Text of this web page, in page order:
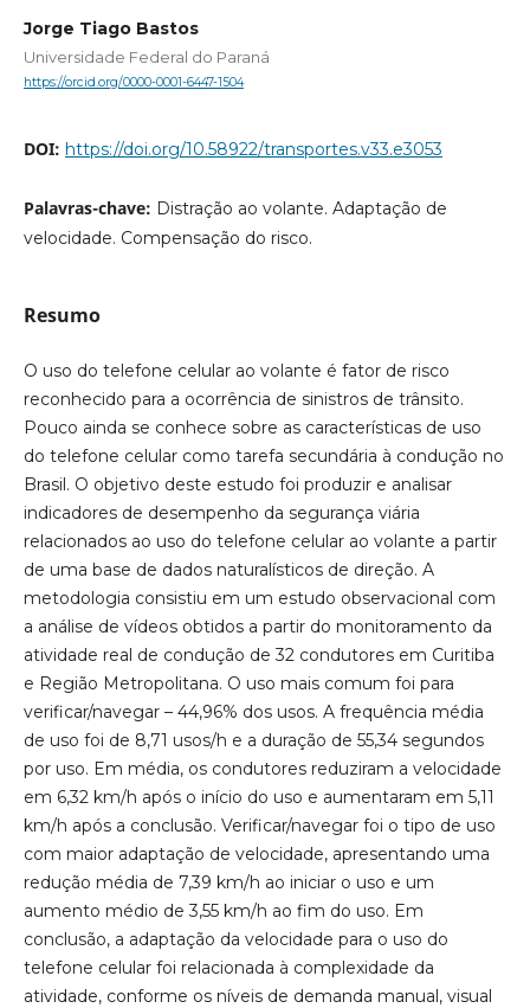
Jorge Tiago Bastos
Universidade Federal do Paraná
https://orcid.org/0000-0001-6447-1504
DOI: https://doi.org/10.58922/transportes.v33.e3053
Palavras-chave: Distração ao volante. Adaptação de
velocidade. Compensação do risco.
Resumo
O uso do telefone celular ao volante é fator de risco
reconhecido para a ocorrência de sinistros de trânsito.
Pouco ainda se conhece sobre as características de uso
do telefone celular como tarefa secundária à condução no
Brasil. O objetivo deste estudo foi produzir e analisar
indicadores de desempenho da segurança viária
relacionados ao uso do telefone celular ao volante a partir
de uma base de dados naturalísticos de direção. A
metodologia consistiu em um estudo observacional com
a análise de vídeos obtidos a partir do monitoramento da
atividade real de condução de 32 condutores em Curitiba
e Região Metropolitana. O uso mais comum foi para
verificar/navegar – 44,96% dos usos. A frequência média
de uso foi de 8,71 usos/h e a duração de 55,34 segundos
por uso. Em média, os condutores reduziram a velocidade
em 6,32 km/h após o início do uso e aumentaram em 5,11
km/h após a conclusão. Verificar/navegar foi o tipo de uso
com maior adaptação de velocidade, apresentando uma
redução média de 7,39 km/h ao iniciar o uso e um
aumento médio de 3,55 km/h ao fim do uso. Em
conclusão, a adaptação da velocidade para o uso do
telefone celular foi relacionada à complexidade da
atividade, conforme os níveis de demanda manual, visual